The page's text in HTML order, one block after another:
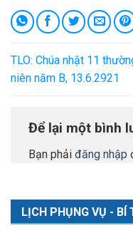
TLO: Chúa nhật 11
niên năm B, 13.6.2921
Để lại một bình
Bạn phải đăng nhập
LỊCH PHỤNG VỤ - BÍ